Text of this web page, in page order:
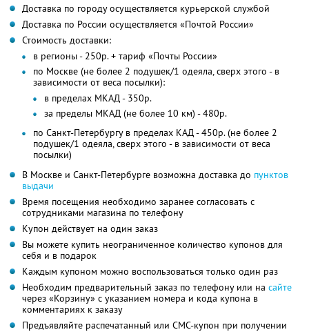
Доставка по городу осуществляется курьерской службой
Доставка по России осуществляется «Почтой России»
Стоимость доставки:
в регионы - 250р. + тариф «Почты России»
по Москве (не более 2 подушек/1 одеяла, сверх этого - в
зависимости от веса посылки):
в пределах МКАД - 350р.
за пределы МКАД (не более 10 км) - 480р.
по Санкт-Петербургу в пределах КАД - 450р. (не более 2
подушек/1 одеяла, сверх этого - в зависимости от веса
посылки)
В Москве и Санкт-Петербурге возможна доставка до пунктов
выдачи
Время посещения необходимо заранее согласовать с
сотрудниками магазина по телефону
Купон действует на один заказ
Вы можете купить неограниченное количество купонов для
себя и в подарок
Каждым купоном можно воспользоваться только один раз
Необходим предварительный заказ по телефону или на сайте
через «Корзину» с указанием номера и кода купона в
комментариях к заказу
Предъявляйте распечатанный или СМС-купон при получении